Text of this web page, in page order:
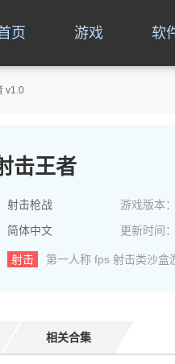
页 游戏 软
v1.0
击王者
射击枪战 游戏版本：
简体中文 更新时间：
射击 第一人称 fps 射击类沙盒
相关合集